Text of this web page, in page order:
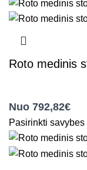
Roto medinis
Nuo 792,82€
Pasirinkti savybes